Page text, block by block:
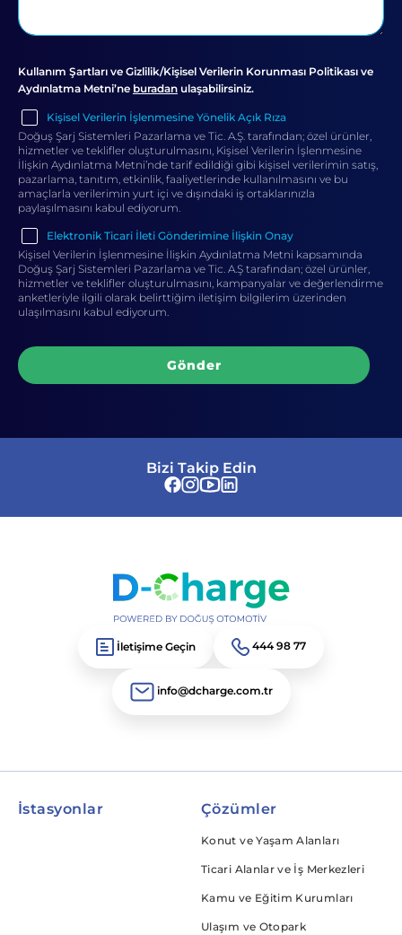
Kullanım Şartları ve Gizlilik/Kişisel Verilerin Korunması Politikası ve
Aydınlatma Metni’ne buradan ulaşabilirsiniz.
Kişisel Verilerin İşlenmesine Yönelik Açık Rıza
Doğuş Şarj Sistemleri Pazarlama ve Tic. A.Ş. tarafından; özel ürünler,
hizmetler ve teklifler oluşturulmasını, Kişisel Verilerin İşlenmesine
İlişkin Aydınlatma Metni’nde tarif edildiği gibi kişisel verilerimin satış,
pazarlama, tanıtım, etkinlik, faaliyetlerinde kullanılmasını ve bu
amaçlarla verilerimin yurt içi ve dışındaki iş ortaklarınızla
paylaşılmasını kabul ediyorum.
Elektronik Ticari İleti Gönderimine İlişkin Onay
Kişisel Verilerin İşlenmesine İlişkin Aydınlatma Metni kapsamında
Doğuş Şarj Sistemleri Pazarlama ve Tic. A.Ş tarafından; özel ürünler,
hizmetler ve teklifler oluşturulmasını, kampanyalar ve değerlendirme
anketleriyle ilgili olarak belirttiğim iletişim bilgilerim üzerinden
ulaşılmasını kabul ediyorum.
Gönder
Bizi Takip Edin
İletişime Geçin 444 98 77
info@dcharge.com.tr
İstasyonlar Çözümler
Konut ve Yaşam Alanları
Ticari Alanlar ve İş Merkezleri
Kamu ve Eğitim Kurumları
Ulaşım ve Otopark